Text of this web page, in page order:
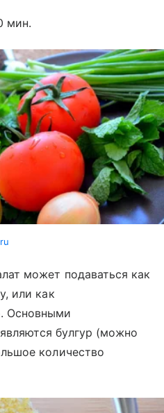
мин.
может подаваться как
или как
Основными
булгур (можно
количество